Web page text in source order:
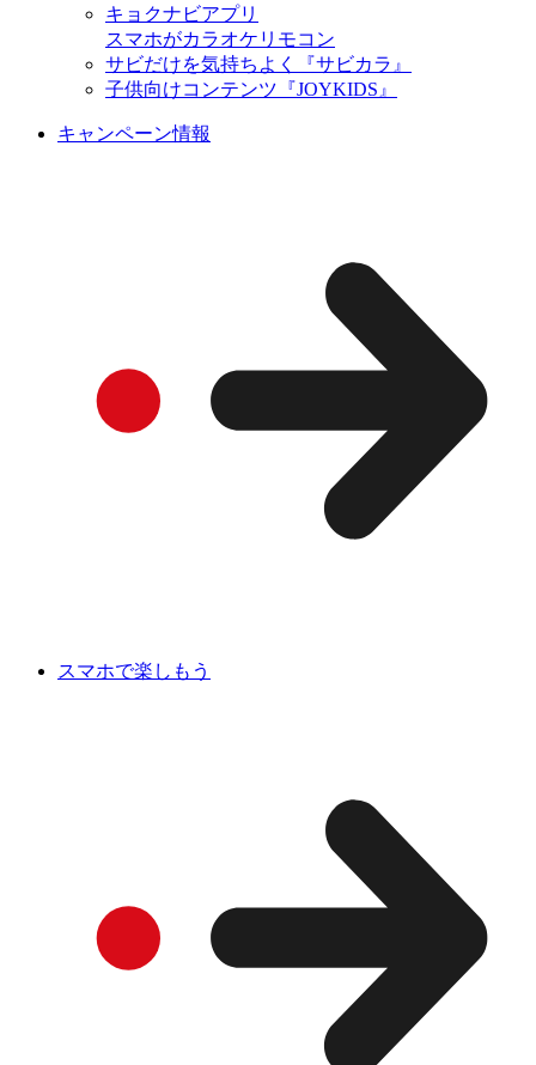
キョクナビアプリ
スマホがカラオケリモコン
サビだけを気持ちよく『サビカラ』
子供向けコンテンツ『JOYKIDS』
キャンペーン情報
スマホで楽しもう